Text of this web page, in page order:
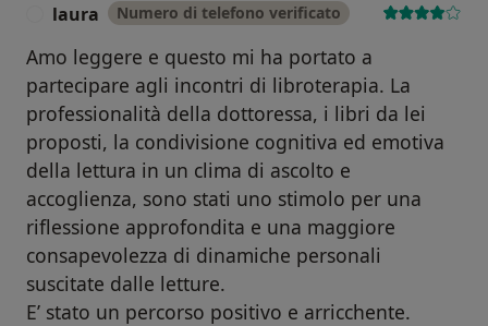
laura Numero di telefono verificato
Amo leggere e questo mi ha portato a
partecipare agli incontri di libroterapia. La
professionalità della dottoressa, i libri da lei
proposti, la condivisione cognitiva ed emotiva
della lettura in un clima di ascolto e
accoglienza, sono stati uno stimolo per una
riflessione approfondita e una maggiore
consapevolezza di dinamiche personali
suscitate dalle letture.
E’ stato un percorso positivo e arricchente.